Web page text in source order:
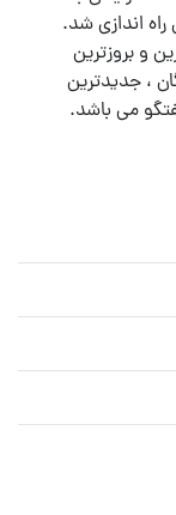
اندازی شد.
و بروزترین
، جدیدترین
می باشد.